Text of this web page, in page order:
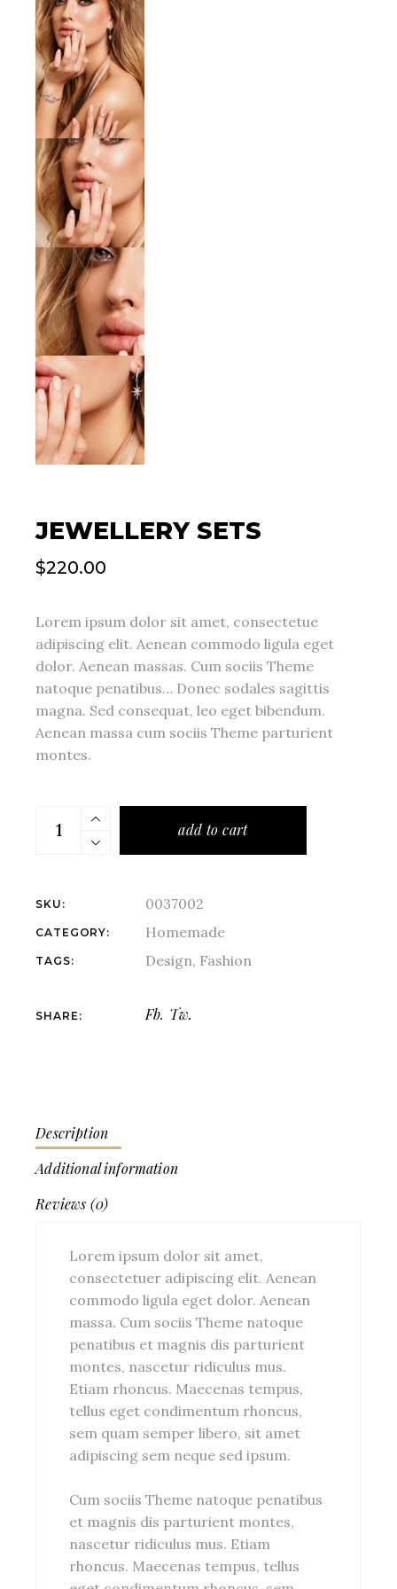
JEWELLERY SETS
$220.00
Lorem ipsum dolor sit amet, consectetue
adipiscing elit. Aenean commodo ligula eget
dolor. Aenean massas. Cum sociis Theme
natoque penatibus… Donec sodales sagittis
magna. Sed consequat, leo eget bibendum.
Aenean massa cum sociis Theme parturient
montes.
add to cart
SKU: 0037002
CATEGORY: Homemade
TAGS: Design, Fashion
SHARE: Fb. Tw.
Description
Additional information
Reviews (0)
Lorem ipsum dolor sit amet,
consectetuer adipiscing elit. Aenean
commodo ligula eget dolor. Aenean
massa. Cum sociis Theme natoque
penatibus et magnis dis parturient
montes, nascetur ridiculus mus.
Etiam rhoncus. Maecenas tempus,
tellus eget condimentum rhoncus,
sem quam semper libero, sit amet
adipiscing sem neque sed ipsum.
Cum sociis Theme natoque penatibus
et magnis dis parturient montes,
nascetur ridiculus mus. Etiam
rhoncus. Maecenas tempus, tellus